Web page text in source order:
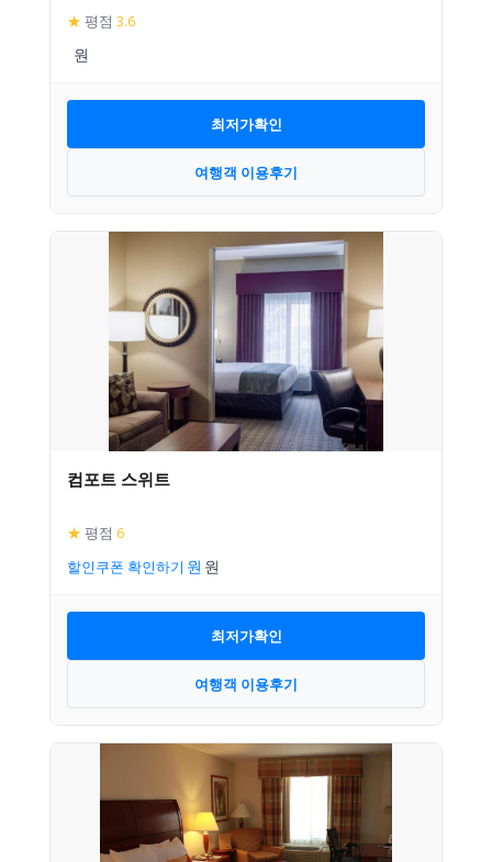
★ 평점 3.6
최저가확인
여행객 이용후기
컴포트 스위트
★ 평점 6
할인쿠폰 확인하기
최저가확인
여행객 이용후기